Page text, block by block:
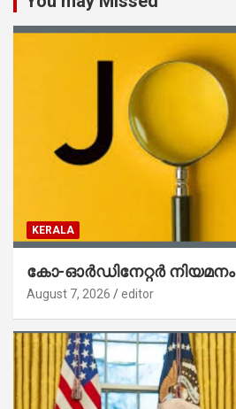
KERALA
കോ-ഓർഡിനേറ്റർ നിയമനം
August 7, 2026 editor